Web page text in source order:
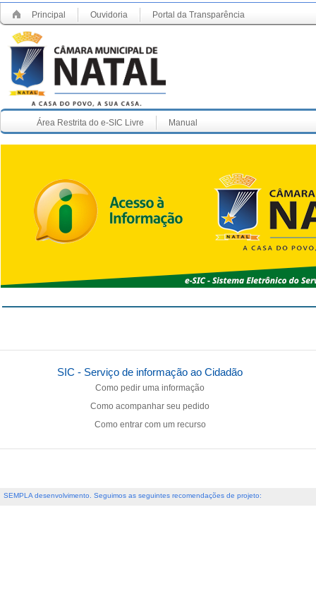
Principal Ouvidoria Portal da Transparência
Área Restrita do e-SIC Livre Manual
SIC - Serviço de informação ao Cidadão
Como pedir uma informação
Como acompanhar seu pedido
Como entrar com um recurso
SEMPLA desenvolvimento. Seguimos as seguintes recomendações de projeto: